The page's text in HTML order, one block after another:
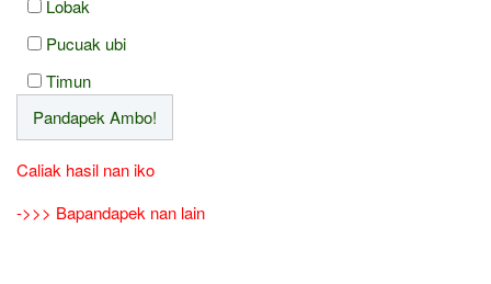
Lobak
Pucuak ubi
Timun
Caliak hasil nan iko
->>> Bapandapek nan lain